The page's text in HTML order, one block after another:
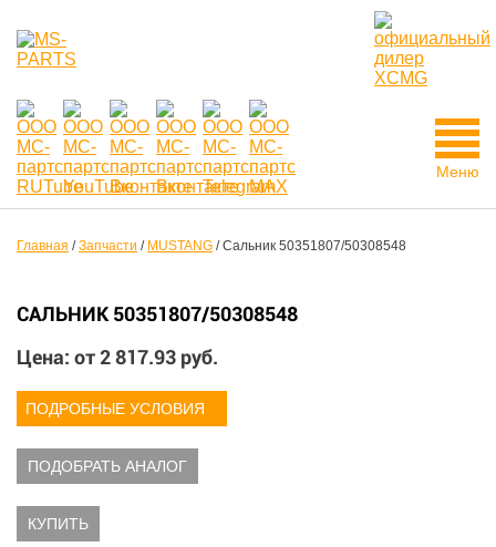
Меню
Главная /Запчасти / MUSTANG /Сальник 50351807/50308548
САЛЬНИК 50351807/50308548
Цена: от2 817.93 руб.
ПОДРОБНЫЕ УСЛОВИЯ
ПОДОБРАТЬ АНАЛОГ
КУПИТЬ